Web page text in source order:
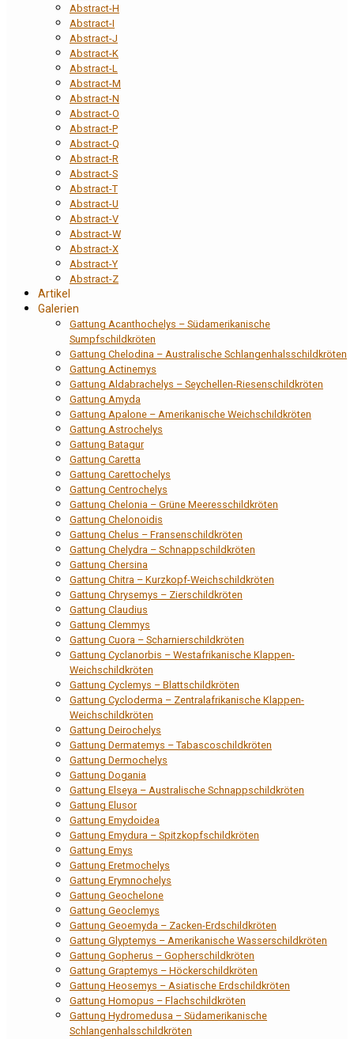
Abstract-H
Abstract-I
Abstract-J
Abstract-K
Abstract-L
Abstract-M
Abstract-N
Abstract-O
Abstract-P
Abstract-Q
Abstract-R
Abstract-S
Abstract-T
Abstract-U
Abstract-V
Abstract-W
Abstract-X
Abstract-Y
Abstract-Z
Artikel
Galerien
Gattung Acanthochelys – Südamerikanische
Sumpfschildkröten
Gattung Chelodina – Australische Schlangenhalsschildkröten
Gattung Actinemys
Gattung Aldabrachelys – Seychellen-Riesenschildkröten
Gattung Amyda
Gattung Apalone – Amerikanische Weichschildkröten
Gattung Astrochelys
Gattung Batagur
Gattung Caretta
Gattung Carettochelys
Gattung Centrochelys
Gattung Chelonia – Grüne Meeresschildkröten
Gattung Chelonoidis
Gattung Chelus – Fransenschildkröten
Gattung Chelydra – Schnappschildkröten
Gattung Chersina
Gattung Chitra – Kurzkopf-Weichschildkröten
Gattung Chrysemys – Zierschildkröten
Gattung Claudius
Gattung Clemmys
Gattung Cuora – Scharnierschildkröten
Gattung Cyclanorbis – Westafrikanische Klappen-
Weichschildkröten
Gattung Cyclemys – Blattschildkröten
Gattung Cycloderma – Zentralafrikanische Klappen-
Weichschildkröten
Gattung Deirochelys
Gattung Dermatemys – Tabascoschildkröten
Gattung Dermochelys
Gattung Dogania
Gattung Elseya – Australische Schnappschildkröten
Gattung Elusor
Gattung Emydoidea
Gattung Emydura – Spitzkopfschildkröten
Gattung Emys
Gattung Eretmochelys
Gattung Erymnochelys
Gattung Geochelone
Gattung Geoclemys
Gattung Geoemyda – Zacken-Erdschildkröten
Gattung Glyptemys – Amerikanische Wasserschildkröten
Gattung Gopherus – Gopherschildkröten
Gattung Graptemys – Höckerschildkröten
Gattung Heosemys – Asiatische Erdschildkröten
Gattung Homopus – Flachschildkröten
Gattung Hydromedusa – Südamerikanische
Schlangenhalsschildkröten